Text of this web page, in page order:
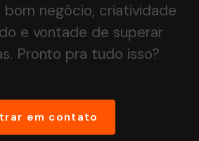
bom negócio, criatividade
e vontade de superar
Pronto pra tudo isso?
em contato